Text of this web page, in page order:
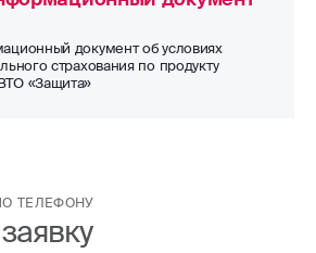
в процентах от страховой
размере в рублях.
условия которого
сумму 500 тыс. руб. К
снизилась из-за
износа, то есть выплата будет
автомобиль вы в результате
тыс. руб.
документ об условиях
страхования по продукту
«Защита»
ТЕЛЕФОНУ